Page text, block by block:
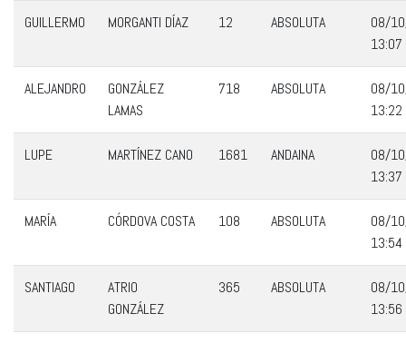
GUILLERMO MORGANTI DÍAZ 12 ABSOLUTA
08/
13:07
ALEJANDRO
GONZÁLEZ
LAMAS
718 ABSOLUTA
08/
13:22
LUPE MARTÍNEZ CANO 1681 ANDAINA
08/
13:37
MARÍA CÓRDOVA COSTA 108 ABSOLUTA
08/
13:54
SANTIAGO
ATRIO
GONZÁLEZ
365 ABSOLUTA
08/
13:56